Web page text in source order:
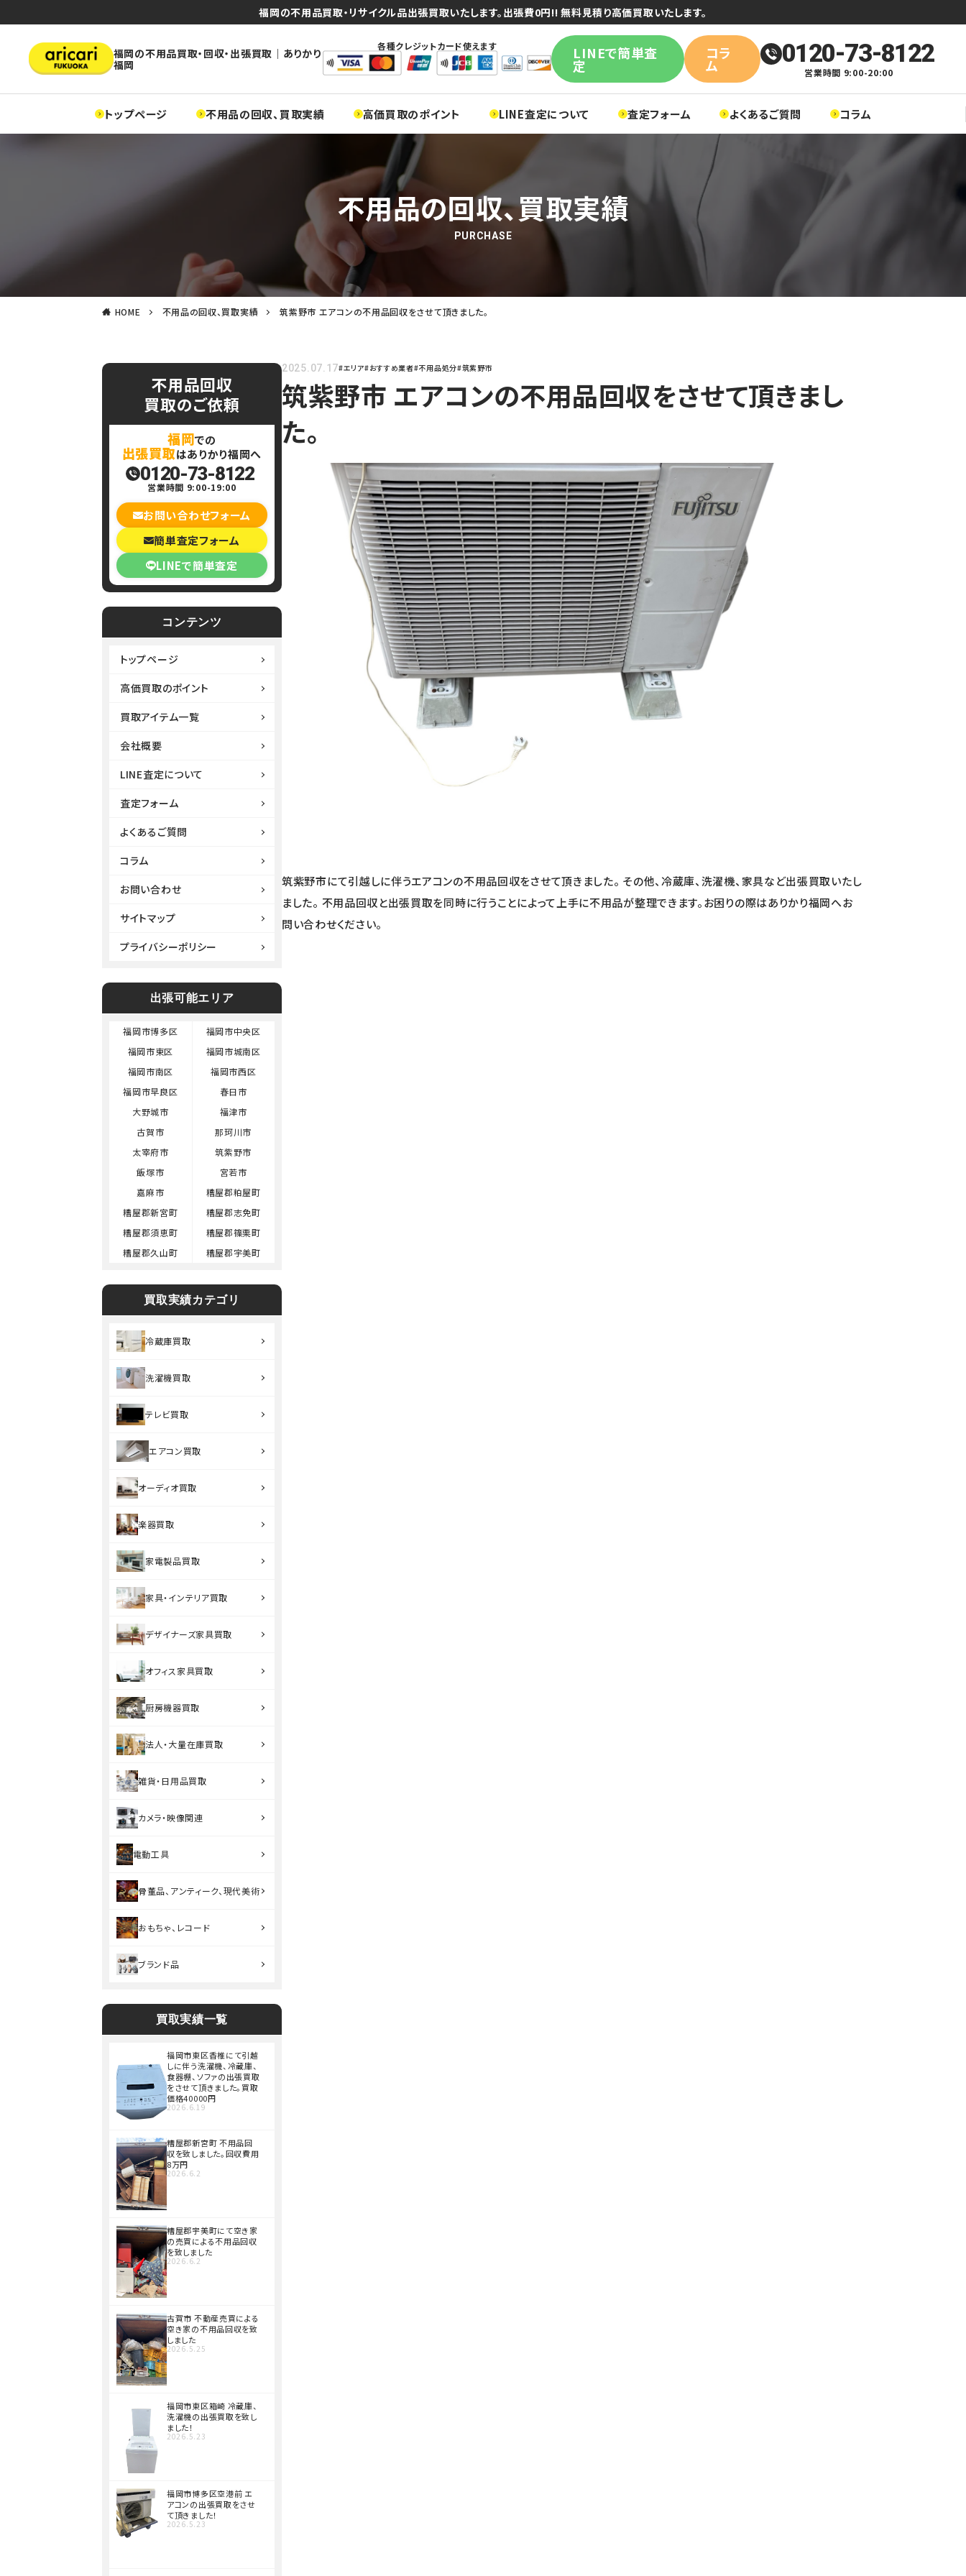
福岡の不用品買取・リサイクル品出張買取いたします。出張費0円!! 無料見積り高価買取いたします。
福岡の不用品買取・回収・出張買取｜ありかり
福岡
各種クレジットカード使えます LINEで簡単査
定
コラ
ム 0120-73-8122
営業時間 9:00-20:00
トップページ 不用品の回収、買取実績 高価買取のポイント LINE査定について 査定フォーム よくあるご質問 コラム
不用品の回収、買取実績
PURCHASE
HOME 不用品の回収、買取実績 筑紫野市 エアコンの不用品回収をさせて頂きました。
2025.07.17#エリア#おすすめ業者#不用品処分#筑紫野市
筑紫野市 エアコンの不用品回収をさせて頂きまし
た。
筑紫野市にて引越しに伴うエアコンの不用品回収をさせて頂きました。 その他、冷蔵庫、洗濯機、家具など出張買取いたし
ました。 不用品回収と出張買取を同時に行うことによって上手に不用品が整理できます。お困りの際はありかり福岡へお
問い合わせください。
不用品回収
買取のご依頼
福岡での
出張買取はありかり福岡へ
0120-73-8122
営業時間 9:00-19:00
お問い合わせフォーム
簡単査定フォーム
LINEで簡単査定
コンテンツ
トップページ
高価買取のポイント
買取アイテム一覧
会社概要
LINE査定について
査定フォーム
よくあるご質問
コラム
お問い合わせ
サイトマップ
プライバシーポリシー
出張可能エリア
福岡市博多区
福岡市中央区
福岡市東区
福岡市城南区
福岡市南区
福岡市西区
福岡市早良区
春日市
大野城市
福津市
古賀市
那珂川市
太宰府市
筑紫野市
飯塚市
宮若市
嘉麻市
糟屋郡粕屋町
糟屋郡新宮町
糟屋郡志免町
糟屋郡須恵町
糟屋郡篠栗町
糟屋郡久山町
糟屋郡宇美町
買取実績カテゴリ
冷蔵庫買取
洗濯機買取
テレビ買取
エアコン買取
オーディオ買取
楽器買取
家電製品買取
家具・インテリア買取
デザイナーズ家具買取
オフィス家具買取
厨房機器買取
法人・大量在庫買取
雑貨・日用品買取
カメラ・映像関連
電動工具
骨董品、アンティーク、現代美術
おもちゃ、レコード
ブランド品
買取実績一覧
福岡市東区香椎にて引越
しに伴う洗濯機、冷蔵庫、
食器棚、ソファの出張買取
をさせて頂きました。買取
価格40000円
2026.6.19
糟屋郡新宮町 不用品回
収を致しました。回収費用
8万円
2026.6.2
糟屋郡宇美町にて空き家
の売買による不用品回収
を致しました
2026.6.2
古賀市 不動産売買による
空き家の不用品回収を致
しました
2026.5.25
福岡市東区箱崎 冷蔵庫、
洗濯機の出張買取を致し
ました！
2026.5.23
福岡市博多区空港前 エ
アコンの出張買取をさせ
て頂きました！
2026.5.23